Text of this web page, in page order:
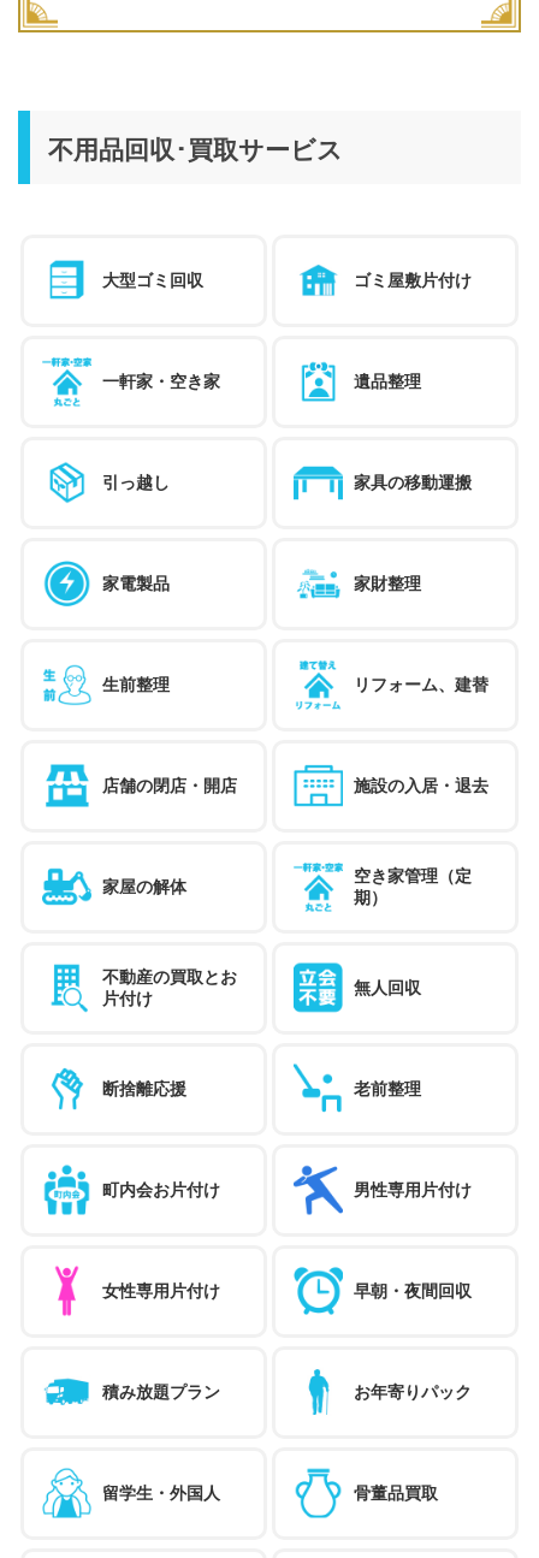
不用品回収･買取サービス
大型ゴミ回収 ゴミ屋敷片付け
一軒家・空き家 遺品整理
引っ越し 家具の移動運搬
家電製品 家財整理
生前整理 リフォーム、建替
店舗の閉店・開店 施設の入居・退去
家屋の解体
空き家管理（定
期）
不動産の買取とお
片付け
無人回収
断捨離応援 老前整理
町内会お片付け 男性専用片付け
女性専用片付け 早朝・夜間回収
積み放題プラン お年寄りパック
留学生・外国人 骨董品買取